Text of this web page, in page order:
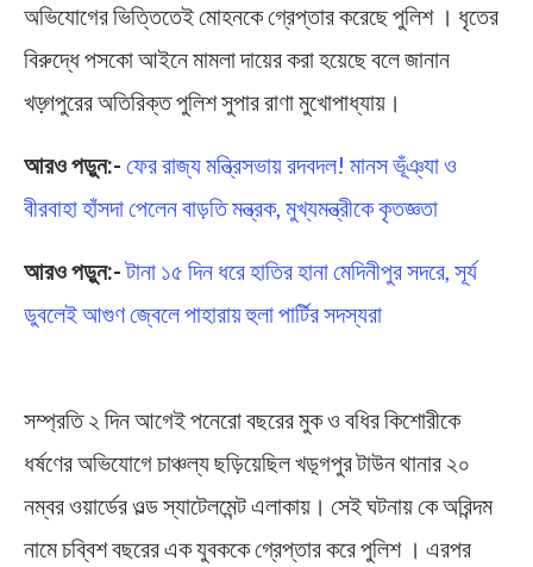
অভিযোগের ভিত্তিতেই মোহনকে গ্রেপ্তার করেছে পুলিশ । ধৃতের
বিরুদ্ধে পসকো আইনে মামলা দায়ের করা হয়েছে বলে জানান
খড়্গপুরের অতিরিক্ত পুলিশ সুপার রাণা মুখোপাধ্যায়।
আরও পড়ুন:- ফের রাজ্য মন্ত্রিসভায় রদবদল! মানস ভূঁঞ্যা ও
বীরবাহা হাঁসদা পেলেন বাড়তি মন্ত্রক, মুখ্যমন্ত্রীকে কৃতজ্ঞতা
আরও পড়ুন:- টানা ১৫ দিন ধরে হাতির হানা মেদিনীপুর সদরে, সূর্য
ডুবলেই আগুণ জ্বেলে পাহারায় হুলা পার্টির সদস্যরা
সম্প্রতি ২ দিন আগেই পনেরো বছরের মুক ও বধির কিশোরীকে
ধর্ষণের অভিযোগে চাঞ্চল্য ছড়িয়েছিল খড়্গপুর টাউন থানার ২০
নম্বর ওয়ার্ডের ওল্ড স্যাটেলমেন্ট এলাকায়। সেই ঘটনায় কে অরিন্দম
নামে চব্বিশ বছরের এক যুবককে গ্রেপ্তার করে পুলিশ । এরপর